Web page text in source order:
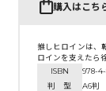
購入はこち
推しヒロインは、
ロインを支えたら
ISBN
978-
判 型
A6判